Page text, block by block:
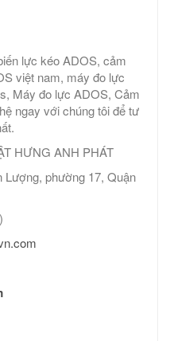
lực kéo ADOS, cảm
việt nam, máy đo lực
Máy đo lực ADOS, Cảm
ngay với chúng tôi để tư
HƯNG ANH PHÁT
phường 17, Quận